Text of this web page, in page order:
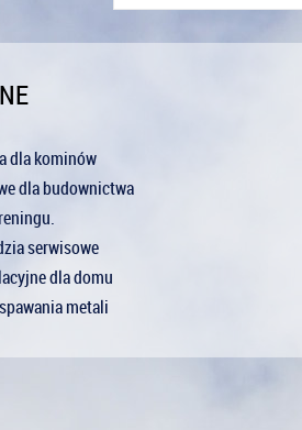
dla kominów
dla budownictwa
serwisowe
dla domu
metali